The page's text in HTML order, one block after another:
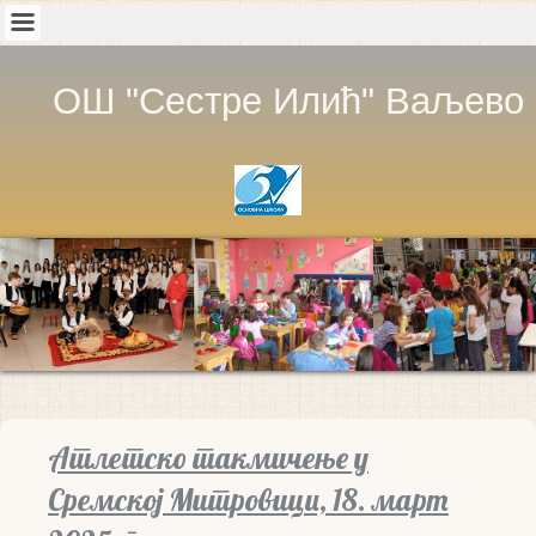
ОШ "Сестре Илић" Ваљево
Атлетско такмичење у
Сремској Митровици, 18. март